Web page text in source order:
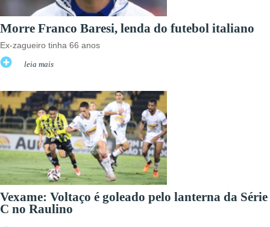
Morre Franco Baresi, lenda do futebol italiano
Ex-zagueiro tinha 66 anos
leia mais
Vexame: Voltaço é goleado pelo lanterna da Série
C no Raulino